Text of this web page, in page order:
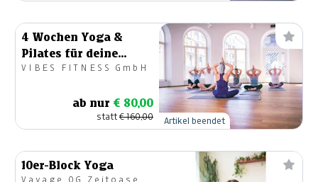
4 Wochen Yoga &
Pilates für deine
Balance und
VIBES FITNESS GmbH
ab nur € 80,00
statt€ 160,00 Artikel beendet
10er-Block Yoga
Vayage OG Zeitoase